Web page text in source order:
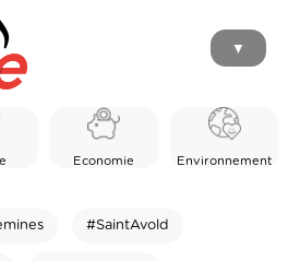
▼
Economie Environnement
#SaintAvold